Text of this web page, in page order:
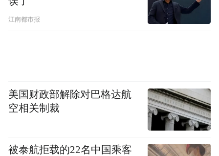
江南都市报
美国财政部解除对巴格达航
空相关制裁
被泰航拒载的22名中国乘客